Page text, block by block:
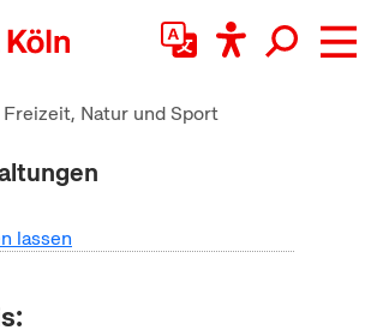
Freizeit, Natur und Sport
lassen